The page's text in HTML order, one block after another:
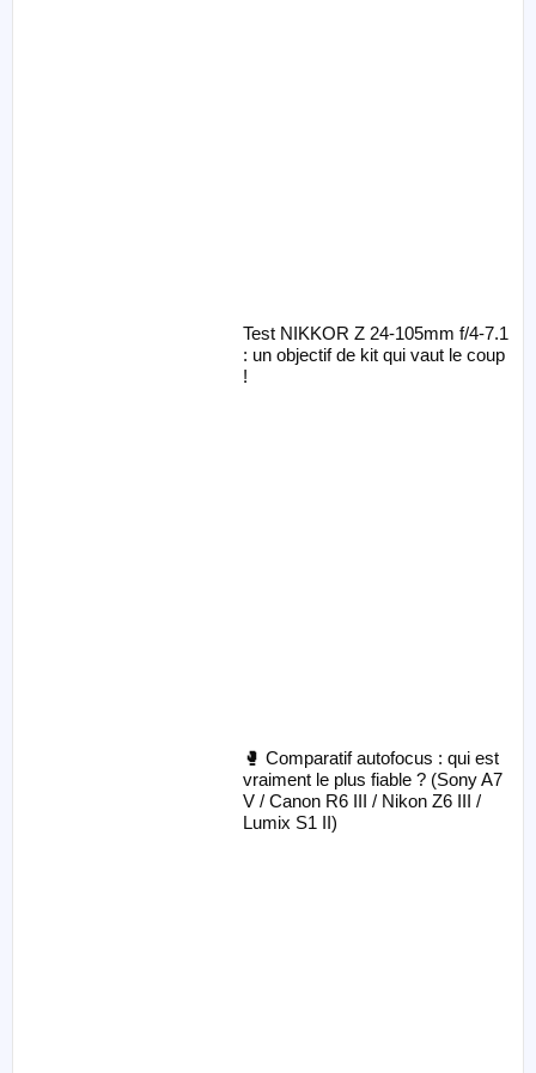
Test NIKKOR Z 24-105mm f/4-7.1
: un objectif de kit qui vaut le coup
!
🥊 Comparatif autofocus : qui est
vraiment le plus fiable ? (Sony A7
V / Canon R6 III / Nikon Z6 III /
Lumix S1 II)